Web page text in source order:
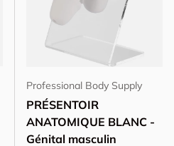
Professional Body Supply
PRÉSENTOIR
ANATOMIQUE BLANC -
Génital masculin